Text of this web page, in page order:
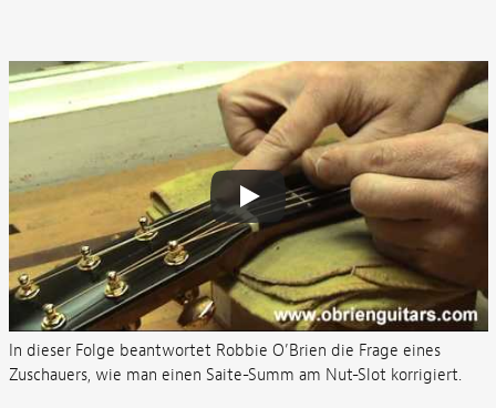
In dieser Folge beantwortet Robbie O’Brien die Frage eines
Zuschauers, wie man einen Saite-Summ am Nut-Slot korrigiert.